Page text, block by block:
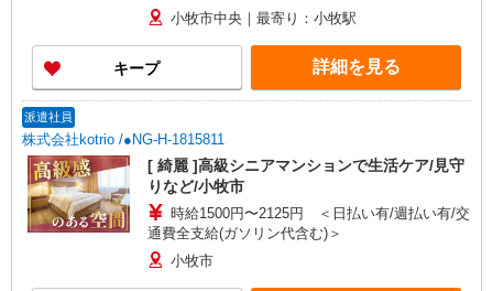
小牧市中央｜最寄り：小牧駅
キープ 詳細を見る
派遣社員
株式会社kotrio /●NG-H-1815811
[ 綺麗 ]高級シニアマンションで生活ケア/見守
りなど/小牧市
時給1500円〜2125円 ＜日払い有/週払い有/交
通費全支給(ガソリン代含む)＞
小牧市